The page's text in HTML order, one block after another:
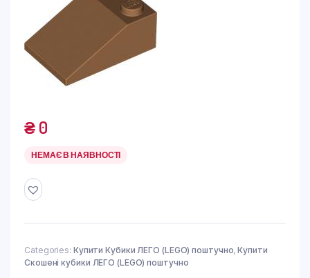
₴0
НЕМАЄ В НАЯВНОСТІ
Categories: Купити Кубики ЛЕГО (LEGO) поштучно,Купити
Скошені кубики ЛЕГО (LEGO) поштучно